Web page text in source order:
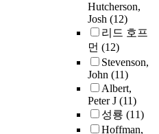
Hutcherson,
Josh (12)
리드 호프
먼 (12)
Stevenson,
John (11)
Albert,
Peter J (11)
성룡 (11)
Hoffman,